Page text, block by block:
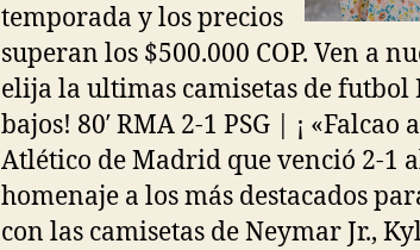
temporada y los precios
superan los $500.000 COP. Ven a
elija la ultimas camisetas de futbol
bajos! 80′ RMA 2-1 PSG | ¡
Atlético de Madrid que venció 2-1
homenaje a los más destacados
con las camisetas de Neymar Jr.,